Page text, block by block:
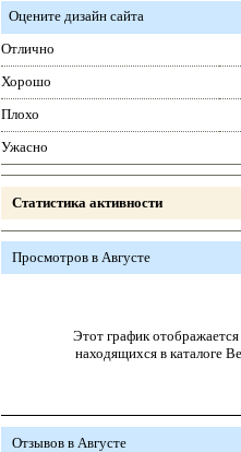
Оцените дизайн сайта
Отлично
Хорошо
Плохо
Ужасно
Статистика активности
Просмотров в Августе
Этот график отображается
находящихся в каталоге
Отзывов в Августе